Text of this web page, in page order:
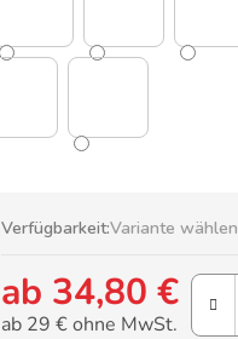
Verfügbarkeit:Variante wählen
ab 34,80 €
ab 29 €ohne MwSt.